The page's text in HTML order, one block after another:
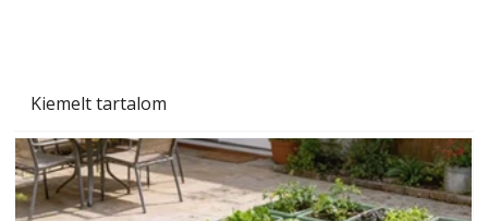
Kiemelt tartalom